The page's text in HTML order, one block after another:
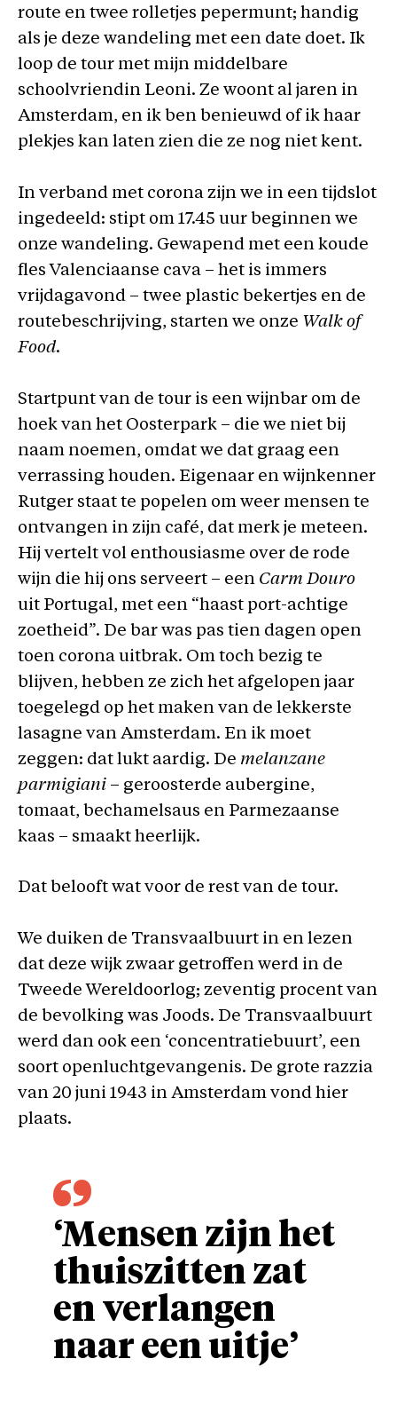
route en twee rolletjes pepermunt; handig
als je deze wandeling met een date doet. Ik
loop de tour met mijn middelbare
schoolvriendin Leoni. Ze woont al jaren in
Amsterdam, en ik ben benieuwd of ik haar
plekjes kan laten zien die ze nog niet kent.
In verband met corona zijn we in een tijdslot
ingedeeld: stipt om 17.45 uur beginnen we
onze wandeling. Gewapend met een koude
fles Valenciaanse cava – het is immers
vrijdagavond – twee plastic bekertjes en de
routebeschrijving, starten we onze Walk of
Food.
Startpunt van de tour is een wijnbar om de
hoek van het Oosterpark – die we niet bij
naam noemen, omdat we dat graag een
verrassing houden. Eigenaar en wijnkenner
Rutger staat te popelen om weer mensen te
ontvangen in zijn café, dat merk je meteen.
Hij vertelt vol enthousiasme over de rode
wijn die hij ons serveert – een Carm Douro
uit Portugal, met een “haast port-achtige
zoetheid”. De bar was pas tien dagen open
toen corona uitbrak. Om toch bezig te
blijven, hebben ze zich het afgelopen jaar
toegelegd op het maken van de lekkerste
lasagne van Amsterdam. En ik moet
zeggen: dat lukt aardig. De melanzane
parmigiani – geroosterde aubergine,
tomaat, bechamelsaus en Parmezaanse
kaas – smaakt heerlijk.
Dat belooft wat voor de rest van de tour.
We duiken de Transvaalbuurt in en lezen
dat deze wijk zwaar getroffen werd in de
Tweede Wereldoorlog; zeventig procent van
de bevolking was Joods. De Transvaalbuurt
werd dan ook een ‘concentratiebuurt’, een
soort openluchtgevangenis. De grote razzia
van 20 juni 1943 in Amsterdam vond hier
plaats.
‘Mensen zijn het
thuiszitten zat
en verlangen
naar een uitje’